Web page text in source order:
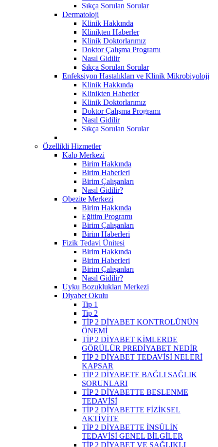
Sıkça Sorulan Sorular
Dermatoloji
Klinik Hakkında
Klinikten Haberler
Klinik Doktorlarımız
Doktor Çalışma Programı
Nasıl Gidilir
Sıkça Sorulan Sorular
Enfeksiyon Hastalıkları ve Klinik Mikrobiyoloji
Klinik Hakkında
Klinikten Haberler
Klinik Doktorlarımız
Doktor Çalışma Programı
Nasıl Gidilir
Sıkça Sorulan Sorular
Özellikli Hizmetler
Kalp Merkezi
Birim Hakkında
Birim Haberleri
Birim Çalışanları
Nasıl Gidilir?
Obezite Merkezi
Birim Hakkında
Eğitim Programı
Birim Çalışanları
Birim Haberleri
Fizik Tedavi Ünitesi
Birim Hakkında
Birim Haberleri
Birim Çalışanları
Nasıl Gidilir?
Uyku Bozuklukları Merkezi
Diyabet Okulu
Tip 1
Tip 2
TİP 2 DİYABET KONTROLÜNÜN
ÖNEMİ
TİP 2 DİYABET KİMLERDE
GÖRÜLÜR PREDİYABET NEDİR
TİP 2 DİYABET TEDAVİSİ NELERİ
KAPSAR
TİP 2 DİYABETE BAĞLI SAĞLIK
SORUNLARI
TİP 2 DİYABETTE BESLENME
TEDAVİSİ
TİP 2 DİYABETTE FİZİKSEL
AKTİVİTE
TİP 2 DİYABETTE İNSÜLİN
TEDAVİSİ GENEL BİLGİLER
TİP 2 DİYABET VE SAĞLIKLI